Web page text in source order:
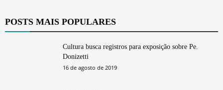
POSTS MAIS POPULARES
Cultura busca registros para exposição sobre Pe.
Donizetti
16 de agosto de 2019